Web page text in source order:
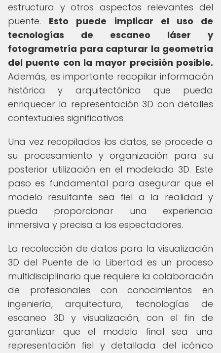
estructura y otros aspectos relevantes del
puente. Esto puede implicar el uso de
tecnologías de escaneo láser y
fotogrametría para capturar la geometría
del puente con la mayor precisión posible.
Además, es importante recopilar información
histórica y arquitectónica que pueda
enriquecer la representación 3D con detalles
contextuales significativos.
Una vez recopilados los datos, se procede a
su procesamiento y organización para su
posterior utilización en el modelado 3D. Este
paso es fundamental para asegurar que el
modelo resultante sea fiel a la realidad y
pueda proporcionar una experiencia
inmersiva y precisa a los espectadores.
La recolección de datos para la visualización
3D del Puente de la Libertad es un proceso
multidisciplinario que requiere la colaboración
de profesionales con conocimientos en
ingeniería, arquitectura, tecnologías de
escaneo 3D y visualización, con el fin de
garantizar que el modelo final sea una
representación fiel y detallada del icónico